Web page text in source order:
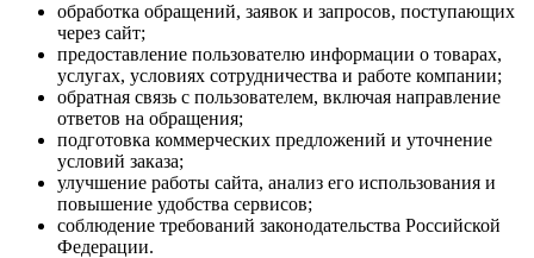
обработка обращений, заявок и запросов, поступающих
через сайт;
предоставление пользователю информации о товарах,
услугах, условиях сотрудничества и работе компании;
обратная связь с пользователем, включая направление
ответов на обращения;
подготовка коммерческих предложений и уточнение
условий заказа;
улучшение работы сайта, анализ его использования и
повышение удобства сервисов;
соблюдение требований законодательства Российской
Федерации.